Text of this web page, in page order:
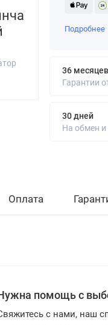
Подробнее
36 месяцев
Гарантии
30 дней
На обмен и
Оплата
помощь с
с нами, наш